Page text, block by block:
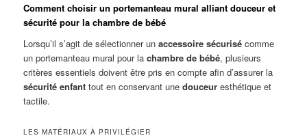
Comment choisir un portemanteau mural alliant douceur et
sécurité pour la chambre de bébé
Lorsqu’il s’agit de sélectionner unaccessoire sécurisé comme
un portemanteau mural pour lachambre de bébé, plusieurs
critères essentiels doivent être pris en compte afin d’assurer la
sécurité enfant tout en conservant unedouceur esthétique et
tactile.
LES MATÉRIAUX À PRIVILÉGIER